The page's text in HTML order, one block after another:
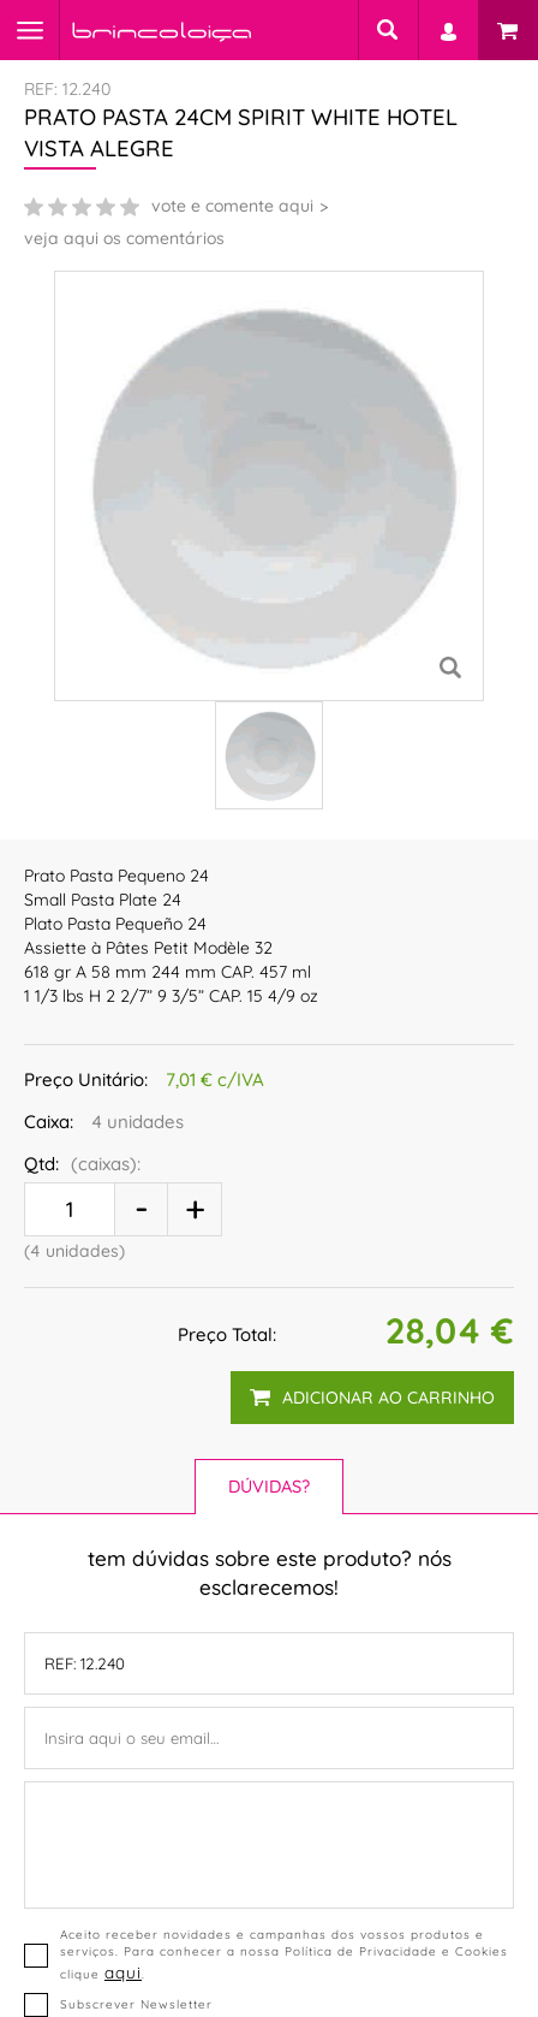
REF: 12.240
PRATO PASTA 24CM SPIRIT WHITE HOTEL
VISTA ALEGRE
vote e comente aqui
veja aqui os comentários
Prato Pasta Pequeno 24
Small Pasta Plate 24
Plato Pasta Pequeño 24
Assiette à Pâtes Petit Modèle 32
618 gr A 58 mm 244 mm CAP. 457 ml
1 1/3 lbs H 2 2/7” 9 3/5” CAP. 15 4/9 oz
Preço Unitário:
7,01 € c/IVA
Caixa:
4 unidades
Qtd: (caixas):
(4 unidades)
Preço Total: 28,04 €
ADICIONAR AO CARRINHO
DÚVIDAS?
tem dúvidas sobre este produto? nós
esclarecemos!
Aceito receber novidades e campanhas dos vossos produtos e
serviços. Para conhecer a nossa Política de Privacidade e Cookies
clique aqui.
Subscrever Newsletter